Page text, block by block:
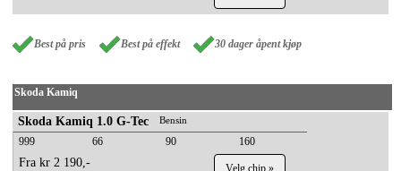
Best på pris Best på effekt 30 dager åpent kjøp
Skoda Kamiq
Skoda Kamiq 1.0 G-Tec Bensin
999 66 90 160
Fra kr 2 190,- Velg chip »